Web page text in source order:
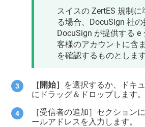
スイスの ZertES 規制
る場合、DocuSign 社の
DocuSign が提供する e
客様のアカウントに含
を確認するものとします
［開始］ を選択するか、ドキ
にドラッグ＆ドロップします。
［受信者の追加］セクション
ールアドレスを入力します。